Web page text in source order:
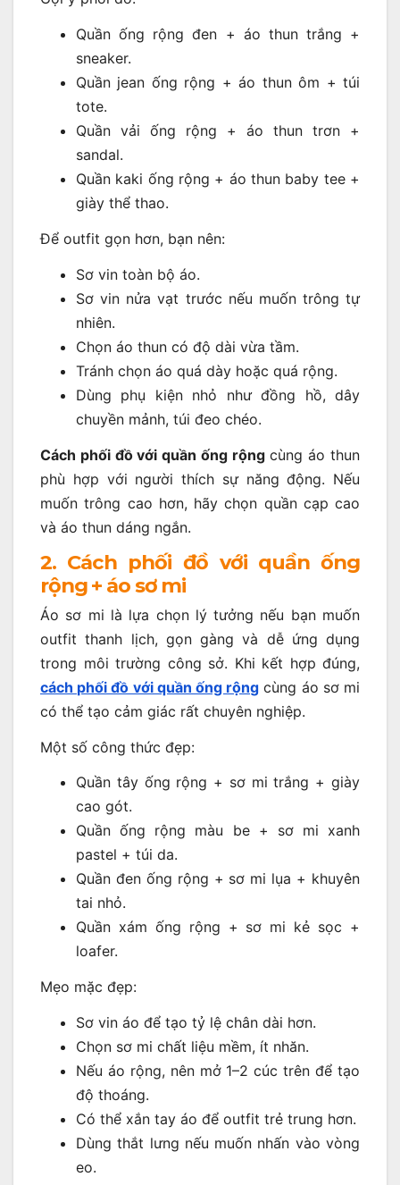
Quần ống rộng đen + áo thun trắng +
sneaker.
Quần jean ống rộng + áo thun ôm + túi
tote.
Quần vải ống rộng + áo thun trơn +
sandal.
Quần kaki ống rộng + áo thun baby tee +
giày thể thao.
Để outfit gọn hơn, bạn nên:
Sơ vin toàn bộ áo.
Sơ vin nửa vạt trước nếu muốn trông tự
nhiên.
Chọn áo thun có độ dài vừa tầm.
Tránh chọn áo quá dày hoặc quá rộng.
Dùng phụ kiện nhỏ như đồng hồ, dây
chuyền mảnh, túi đeo chéo.
Cách phối đồ với quần ống rộngcùng áo thun
phù hợp với người thích sự năng động. Nếu
muốn trông cao hơn, hãy chọn quần cạp cao
và áo thun dáng ngắn.
2. Cách phối đồ với quần ống
rộng + áo sơ mi
Áo sơ mi là lựa chọn lý tưởng nếu bạn muốn
outfit thanh lịch, gọn gàng và dễ ứng dụng
trong môi trường công sở. Khi kết hợp đúng,
cách phối đồ với quần ống rộng cùng áo sơ mi
có thể tạo cảm giác rất chuyên nghiệp.
Một số công thức đẹp:
Quần tây ống rộng + sơ mi trắng + giày
cao gót.
Quần ống rộng màu be + sơ mi xanh
pastel + túi da.
Quần đen ống rộng + sơ mi lụa + khuyên
tai nhỏ.
Quần xám ống rộng + sơ mi kẻ sọc +
loafer.
Mẹo mặc đẹp:
Sơ vin áo để tạo tỷ lệ chân dài hơn.
Chọn sơ mi chất liệu mềm, ít nhăn.
Nếu áo rộng, nên mở 1–2 cúc trên để tạo
độ thoáng.
Có thể xắn tay áo để outfit trẻ trung hơn.
Dùng thắt lưng nếu muốn nhấn vào vòng
eo.